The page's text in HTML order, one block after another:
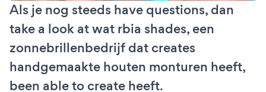
Als je nog steeds have questions, dan
take a look at wat rbia shades, een
zonnebrillenbedrijf dat creates
handgemaakte houten monturen heeft,
been able to create heeft.